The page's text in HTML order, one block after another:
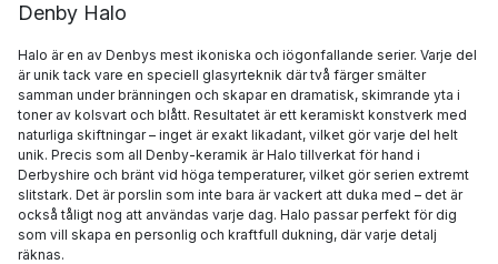
Denby Halo
Halo är en av Denbys mest ikoniska och iögonfallande serier. Varje del
är unik tack vare en speciell glasyrteknik där två färger smälter
samman under bränningen och skapar en dramatisk, skimrande yta i
toner av kolsvart och blått. Resultatet är ett keramiskt konstverk med
naturliga skiftningar – inget är exakt likadant, vilket gör varje del helt
unik. Precis som all Denby-keramik är Halo tillverkat för hand i
Derbyshire och bränt vid höga temperaturer, vilket gör serien extremt
slitstark. Det är porslin som inte bara är vackert att duka med – det är
också tåligt nog att användas varje dag. Halo passar perfekt för dig
som vill skapa en personlig och kraftfull dukning, där varje detalj
räknas.